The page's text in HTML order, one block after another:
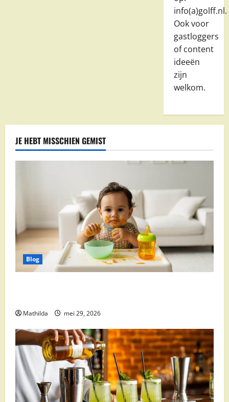
info(a)golff.nl.
Ook voor
gastloggers
of content
ideeën
zijn
welkom.
JE HEBT MISSCHIEN GEMIST
Blog
Mathilda mei 29, 2026